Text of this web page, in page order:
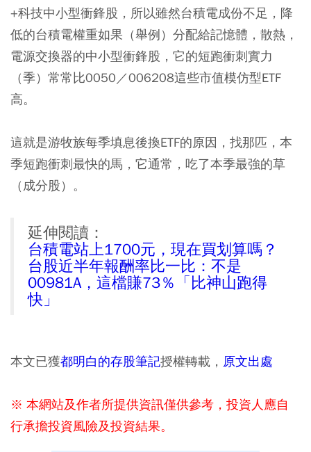
+科技中小型衝鋒股，所以雖然台積電成份不足，降
低的台積電權重如果（舉例）分配給記憶體，散熱，
電源交換器的中小型衝鋒股，它的短跑衝刺實力
（季）常常比0050／006208這些市值模仿型ETF
高。
這就是游牧族每季填息後換ETF的原因，找那匹，本
季短跑衝刺最快的馬，它通常，吃了本季最強的草
（成分股）。
延伸閱讀：
台積電站上1700元，現在買划算嗎？
台股近半年報酬率比一比：不是
00981A，這檔賺73％「比神山跑得
快」
本文已獲都明白的存股筆記授權轉載， 原文出處
※ 本網站及作者所提供資訊僅供參考，投資人應自
行承擔投資風險及投資結果。